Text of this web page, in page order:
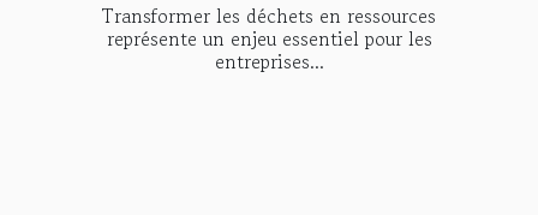
Transformer les déchets en ressources
représente un enjeu essentiel pour les
entreprises...